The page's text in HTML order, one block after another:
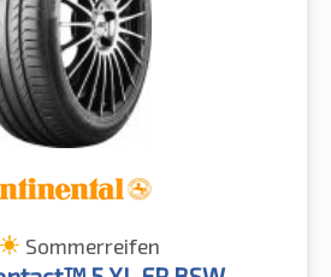
Sommerreifen